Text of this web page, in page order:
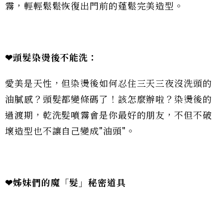
霧，輕輕鬆鬆恢復出門前的蓬鬆完美造型。
❤頭髮染燙後不能洗：
愛美是天性，但染燙後如何忍住三天三夜沒洗頭的
油膩感？頭髮都變條碼了！該怎麼辦啦？染燙後的
過渡期，乾洗髮噴霧會是你最好的朋友，不但不破
壞造型也不讓自己變成"油頭"。
❤姊妹們的魔「髮」秘密道具